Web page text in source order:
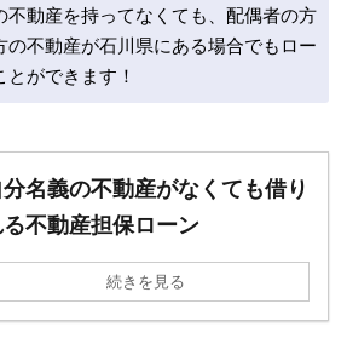
不動産を持ってなくても、配偶者の方
の不動産が石川県にある場合でもロー
とができます！
分名義の不動産がなくても借り
不動産担保ローン
続きを見る